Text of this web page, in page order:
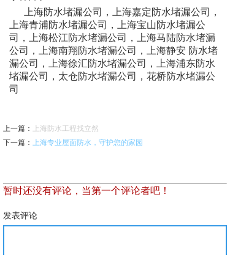
上海防水堵漏公司，上海嘉定防水堵漏公司，
上海青浦防水堵漏公司，上海宝山防水堵漏公
司，上海松江防水堵漏公司，上海马陆防水堵漏
公司，上海南翔防水堵漏公司，上海静安 防水堵
漏公司，上海徐汇防水堵漏公司，上海浦东防水
堵漏公司，太仓防水堵漏公司，花桥防水堵漏公
司
上一篇：
上海防水工程找立然
下一篇： 上海专业屋面防水，守护您的家园
暂时还没有评论，当第一个评论者吧！
发表评论